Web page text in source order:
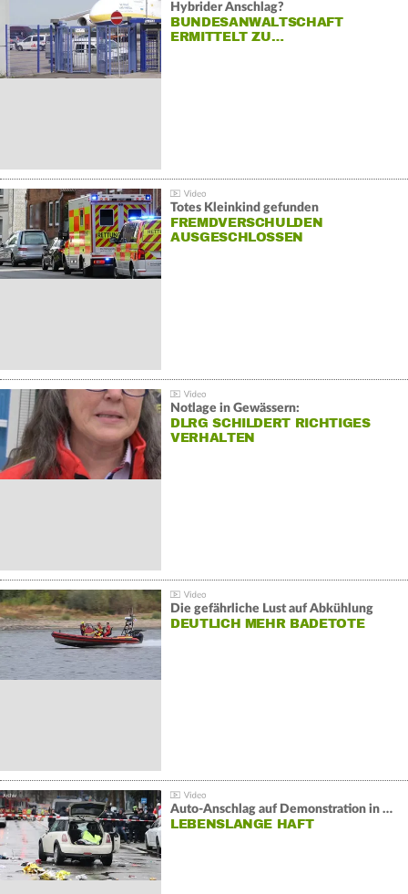
Hybrider Anschlag?
BUNDESANWALTSCHAFT
ERMITTELT ZU…
Totes Kleinkind gefunden
FREMDVERSCHULDEN
AUSGESCHLOSSEN
Notlage in Gewässern:
DLRG SCHILDERT RICHTIGES
VERHALTEN
Die gefährliche Lust auf Abkühlung
DEUTLICH MEHR BADETOTE
Auto-Anschlag auf Demonstration in München:
LEBENSLANGE HAFT